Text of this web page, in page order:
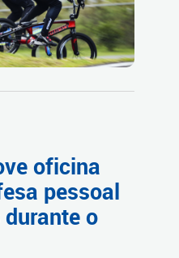
oficina
pessoal
o